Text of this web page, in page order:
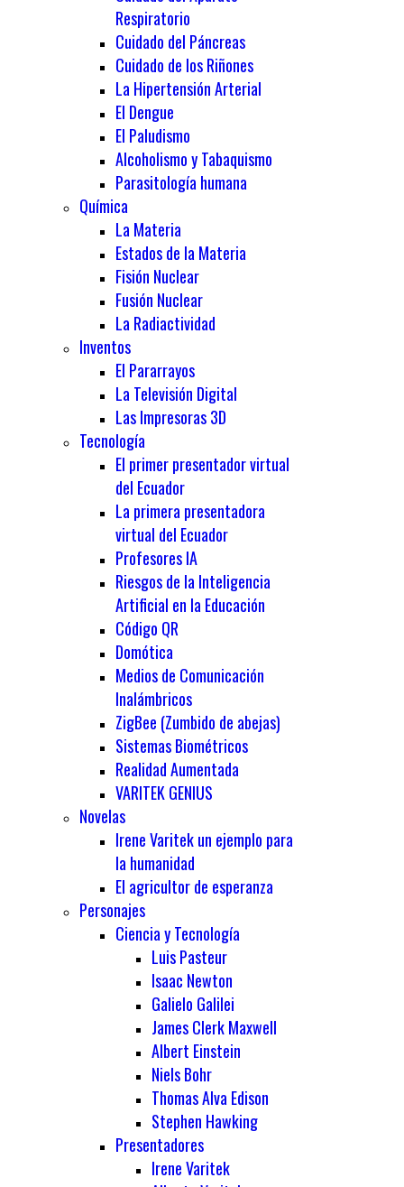
Respiratorio
Cuidado del Páncreas
Cuidado de los Riñones
La Hipertensión Arterial
El Dengue
El Paludismo
Alcoholismo y Tabaquismo
Parasitología humana
Química
La Materia
Estados de la Materia
Fisión Nuclear
Fusión Nuclear
La Radiactividad
Inventos
El Pararrayos
La Televisión Digital
Las Impresoras 3D
Tecnología
El primer presentador virtual
del Ecuador
La primera presentadora
virtual del Ecuador
Profesores IA
Riesgos de la Inteligencia
Artificial en la Educación
Código QR
Domótica
Medios de Comunicación
Inalámbricos
ZigBee (Zumbido de abejas)
Sistemas Biométricos
Realidad Aumentada
VARITEK GENIUS
Novelas
Irene Varitek un ejemplo para
la humanidad
El agricultor de esperanza
Personajes
Ciencia y Tecnología
Luis Pasteur
Isaac Newton
Galielo Galilei
James Clerk Maxwell
Albert Einstein
Niels Bohr
Thomas Alva Edison
Stephen Hawking
Presentadores
Irene Varitek